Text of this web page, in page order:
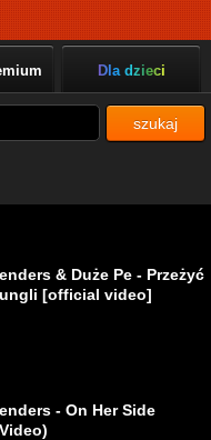
Dla dzieci
szukaj
& Duże Pe - Przeżyć
[official video]
- On Her Side